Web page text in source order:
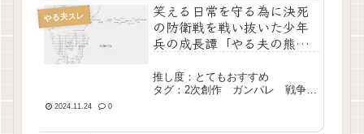
やる夫スレ
笑える日常を守る為に決死
の防衛戦を戦い抜いた少年
兵の成長譚「やる夫の熊本
推し度：とてもおすすめ
タグ：2次創作 ガンパレ 戦争
2024.11.24 0